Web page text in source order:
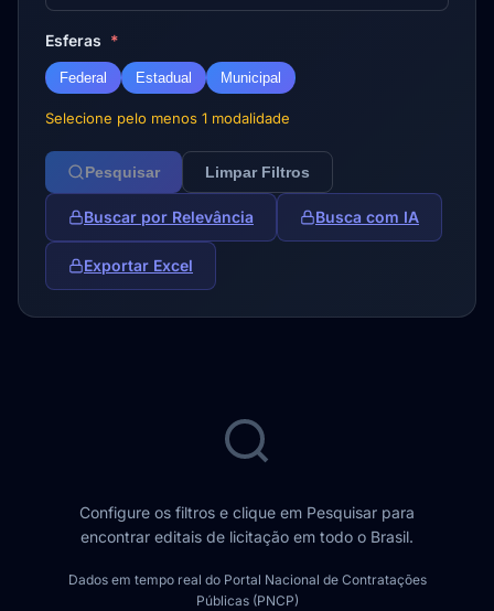
Esferas *
Federal Estadual Municipal
Selecione pelo menos 1 modalidade
Pesquisar Limpar Filtros
Buscar por Relevância Busca com IA
Exportar Excel
Configure os filtros e clique em Pesquisar para
encontrar editais de licitação em todo o Brasil.
Dados em tempo real do Portal Nacional de Contratações
Públicas (PNCP)